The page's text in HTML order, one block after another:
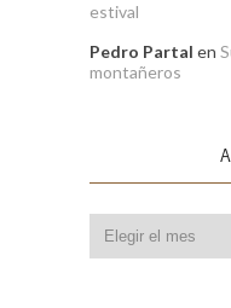
estival
Pedro Partal en
montañeros